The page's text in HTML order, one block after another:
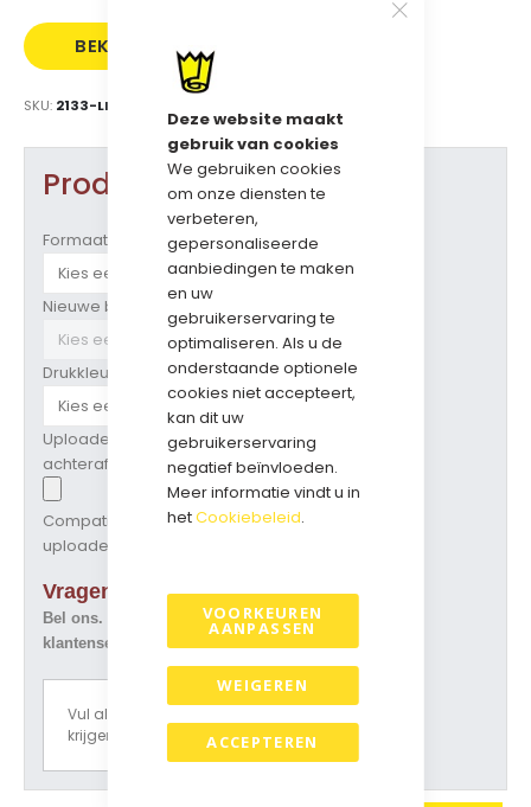
Deze website maakt
gebruik van cookies
We gebruiken cookies
om onze diensten te
verbeteren,
gepersonaliseerde
aanbiedingen te maken
en uw
gebruikerservaring te
optimaliseren. Als u de
onderstaande optionele
cookies niet accepteert,
kan dit uw
gebruikerservaring
negatief beïnvloeden.
Meer informatie vindt u in
hetCookiebeleid.
ACCEPTEREN
VOORKEUREN
AANPASSEN
WEIGEREN
BEKIJK
SKU 2133-LINTBEDR-ZI
Product opties
Formaat
Nieuwe bedrukking ?
Drukkleur
Uploaden ontwerp/logo (kan ook
achteraf)
Compatibele bestandsextensies om te
uploaden:
Vragen over dit artikel ?
Bel ons. Tel. 073-5229800
klantenservice@geschenkdozen.eu
Vul alle opties in om een prijsoverzicht te
krijgen.